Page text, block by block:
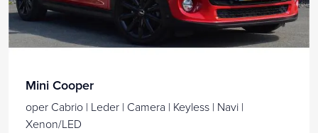
Mini Cooper
oper Cabrio | Leder | Camera | Keyless | Navi |
Xenon/LED